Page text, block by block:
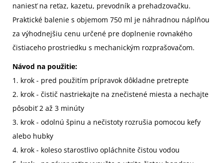
naniesť na reťaz, kazetu, prevodník a prehadzovačku.
Praktické balenie s objemom 750 ml je náhradnou náplňou
za výhodnejšiu cenu určené pre doplnenie rovnakého
čistiaceho prostriedku s mechanickým rozprašovačom.
Návod na použitie:
1. krok - pred použitím prípravok dôkladne pretrepte
2. krok - čistič nastriekajte na znečistené miesta a nechajte
pôsobiť 2 až 3 minúty
3. krok - odolnú špinu a nečistoty rozrušia pomocou kefy
alebo hubky
4. krok - koleso starostlivo opláchnite čistou vodou